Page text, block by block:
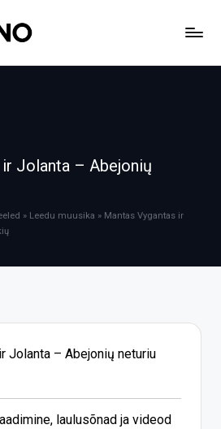
Jolanta – Abejonių
» Leedu muusika » Mantas Vygantas ir
Jolanta – Abejonių neturiu
laulusõnad ja videod